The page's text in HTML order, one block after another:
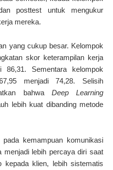
posttest untuk mengukur
mereka.
yang cukup besar. Kelompok
skor keterampilan kerja
86,31. Sementara kelompok
menjadi 74,28. Selisih
bahwa Deep Learning
lebih kuat dibanding metode
kemampuan komunikasi
lebih percaya diri saat
kepada klien, lebih sistematis